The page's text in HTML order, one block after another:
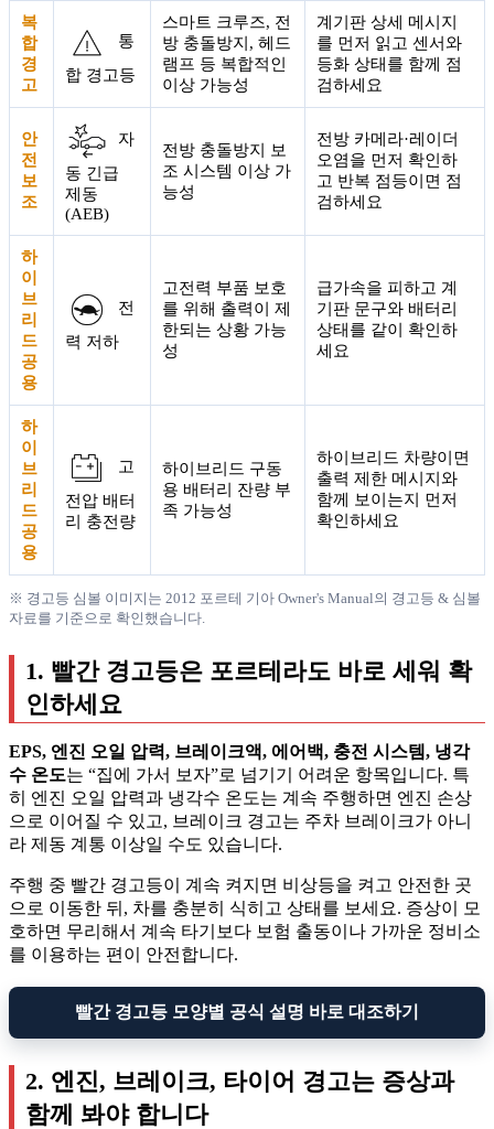
복
합
경
고
통
합 경고등
스마트 크루즈, 전
방 충돌방지, 헤드
램프 등 복합적인
이상 가능성
계기판 상세 메시지
를 먼저 읽고 센서와
등화 상태를 함께 점
검하세요
안
전
보
조
자
동 긴급
제동
(AEB)
전방 충돌방지 보
조 시스템 이상 가
능성
전방 카메라·레이더
오염을 먼저 확인하
고 반복 점등이면 점
검하세요
하
이
브
리
드
공
용
전
력 저하
고전력 부품 보호
를 위해 출력이 제
한되는 상황 가능
성
급가속을 피하고 계
기판 문구와 배터리
상태를 같이 확인하
세요
하
이
브
리
드
공
용
고
전압 배터
리 충전량
하이브리드 구동
용 배터리 잔량 부
족 가능성
하이브리드 차량이면
출력 제한 메시지와
함께 보이는지 먼저
확인하세요
※ 경고등 심볼 이미지는 2012 포르테 기아 Owner's Manual의 경고등 & 심볼
자료를 기준으로 확인했습니다.
1. 빨간 경고등은 포르테라도 바로 세워 확
인하세요
EPS, 엔진 오일 압력, 브레이크액, 에어백, 충전 시스템, 냉각
수 온도는 “집에 가서 보자”로 넘기기 어려운 항목입니다. 특
히 엔진 오일 압력과 냉각수 온도는 계속 주행하면 엔진 손상
으로 이어질 수 있고, 브레이크 경고는 주차 브레이크가 아니
라 제동 계통 이상일 수도 있습니다.
주행 중 빨간 경고등이 계속 켜지면 비상등을 켜고 안전한 곳
으로 이동한 뒤, 차를 충분히 식히고 상태를 보세요. 증상이 모
호하면 무리해서 계속 타기보다 보험 출동이나 가까운 정비소
를 이용하는 편이 안전합니다.
빨간 경고등 모양별 공식 설명 바로 대조하기
2. 엔진, 브레이크, 타이어 경고는 증상과
함께 봐야 합니다